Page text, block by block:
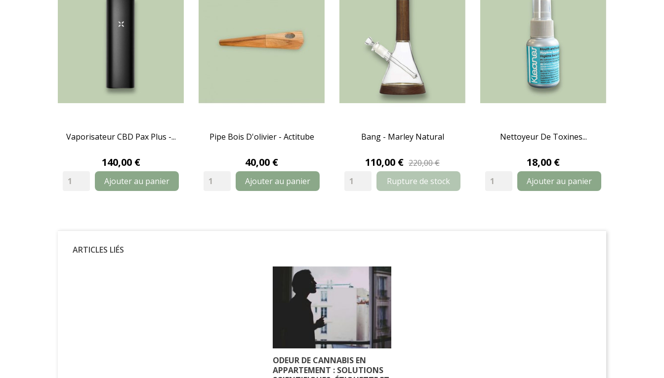
Vaporisateur CBD Pax Plus -...
140,00 €
Ajouter au panier
Pipe Bois D'olivier - Actitube
40,00 €
Ajouter au panier
Bang - Marley Natural
110,00 € 220,00 €
Rupture de stock
Nettoyeur De Toxines...
18,00 €
Ajouter au panier
ARTICLES LIÉS
ODEUR DE CANNABIS EN
APPARTEMENT : SOLUTIONS